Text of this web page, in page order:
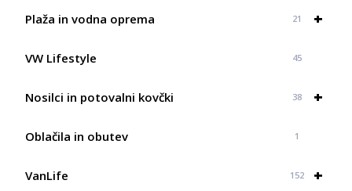
+
Plaža in vodna oprema 21
VW Lifestyle 45
+
Nosilci in potovalni kovčki 38
Oblačila in obutev 1
+
VanLife 152